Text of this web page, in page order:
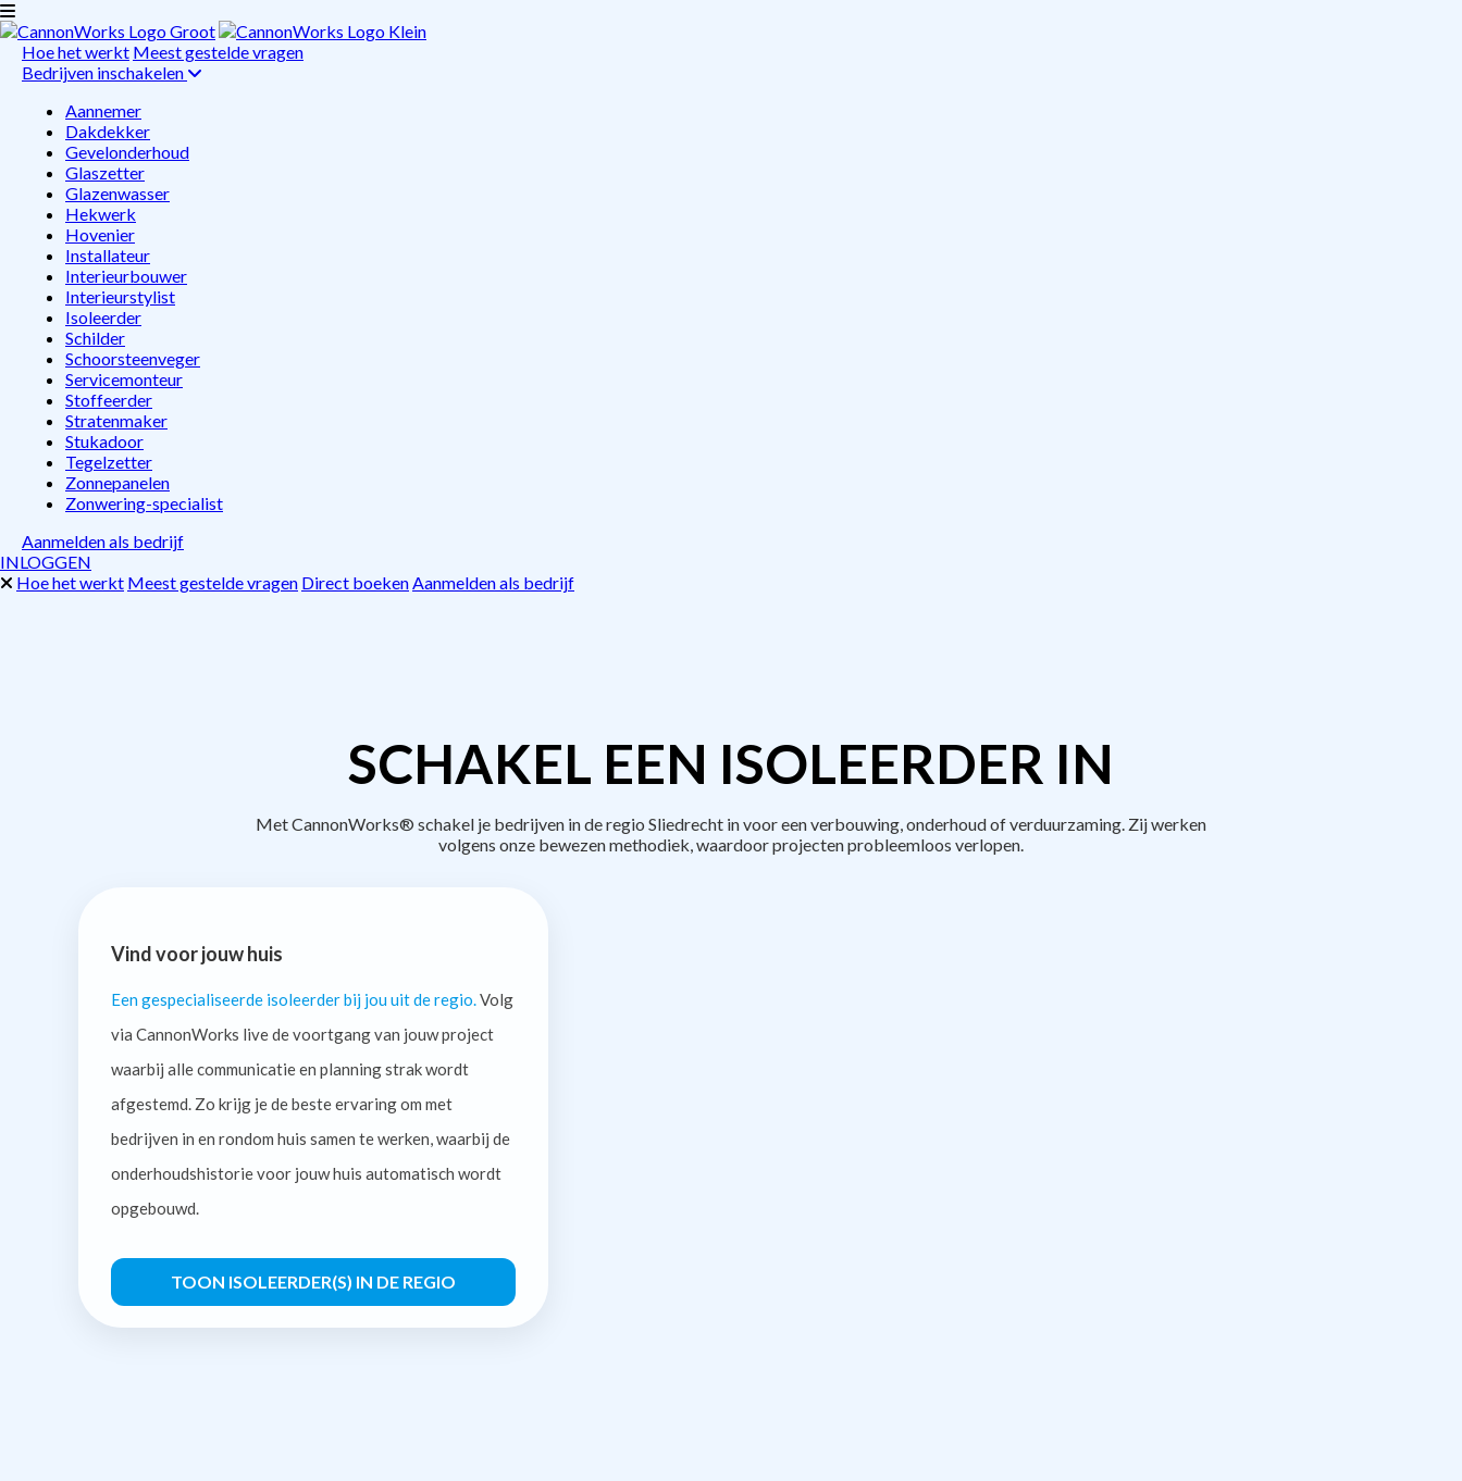
Hoe het werkt Meest gestelde vragen
Bedrijven inschakelen
Aannemer
Dakdekker
Gevelonderhoud
Glaszetter
Glazenwasser
Hekwerk
Hovenier
Installateur
Interieurbouwer
Interieurstylist
Isoleerder
Schilder
Schoorsteenveger
Servicemonteur
Stoffeerder
Stratenmaker
Stukadoor
Tegelzetter
Zonnepanelen
Zonwering-specialist
Aanmelden als bedrijf
INLOGGEN
Hoe het werkt Meest gestelde vragen Direct boekenAanmelden als bedrijf
SCHAKEL EEN ISOLEERDER IN
Met CannonWorks® schakel je bedrijven in de regio Sliedrecht in voor een verbouwing, onderhoud of verduurzaming. Zij werken
volgens onze bewezen methodiek, waardoor projecten probleemloos verlopen.
Vind voor jouw huis
Een gespecialiseerde isoleerder bij jou uit de regio. Volg
via CannonWorks live de voortgang van jouw project
waarbij alle communicatie en planning strak wordt
afgestemd. Zo krijg je de beste ervaring om met
bedrijven in en rondom huis samen te werken, waarbij de
onderhoudshistorie voor jouw huis automatisch wordt
opgebouwd.
TOON ISOLEERDER(S) IN DE REGIO